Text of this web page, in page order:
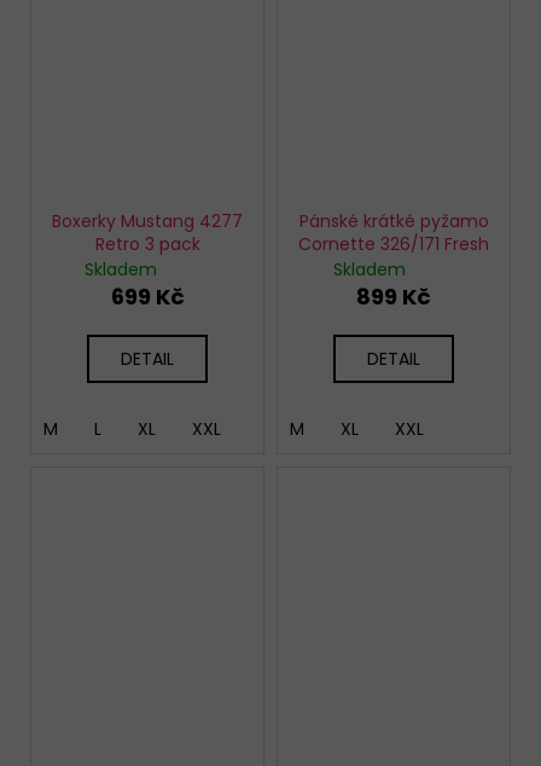
Boxerky Mustang 4277
Retro 3 pack
Skladem
699 Kč
DETAIL
M L XL XXL
Pánské krátké pyžamo
Cornette 326/171 Fresh
Skladem
899 Kč
DETAIL
M XL XXL